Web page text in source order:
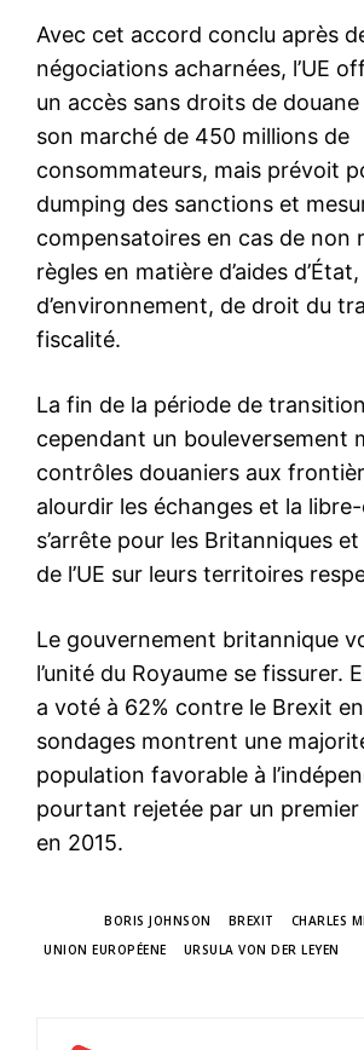
Avec cet accord conclu après
négociations acharnées, l’UE
un accès sans droits de
son marché de 450 millions de
consommateurs, mais prévoit
dumping des sanctions et
compensatoires en cas de non
règles en matière d’aides d’État,
d’environnement, de droit du
fiscalité.
La fin de la période de
cependant un bouleversement
contrôles douaniers aux
alourdir les échanges et la
s’arrête pour les Britanniques
de l’UE sur leurs territoires
Le gouvernement britannique
l’unité du Royaume se fissurer.
a voté à 62% contre le Brexit
sondages montrent une
population favorable à
pourtant rejetée par un
en 2015.
BORIS JOHNSON BREXIT
CHARLES
UNION EUROPÉENE
URSULA VON DER LEYEN